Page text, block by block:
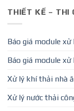
THIẾT KẾ – THI
Báo giá module
Báo giá module
Xử lý khí thải nhà
Xử lý nước thải